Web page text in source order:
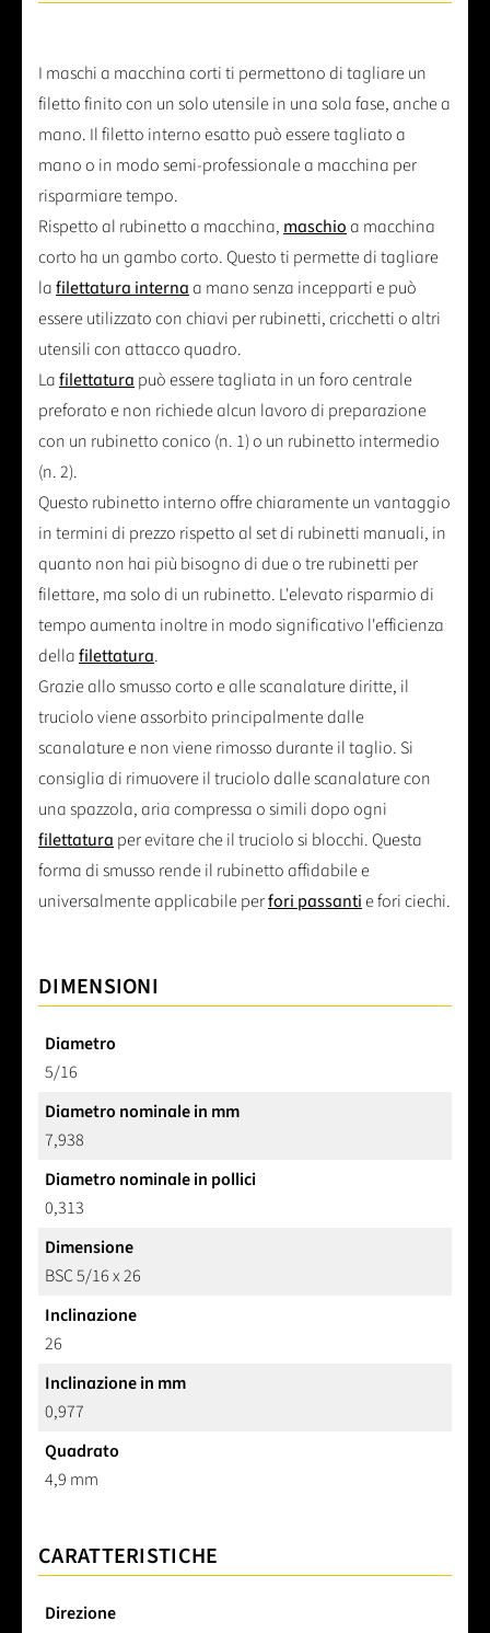
I maschi a macchina corti ti permettono di tagliare un
filetto finito con un solo utensile in una sola fase, anche a
mano. Il filetto interno esatto può essere tagliato a
mano o in modo semi-professionale a macchina per
risparmiare tempo.
Rispetto al rubinetto a macchina, maschioa macchina
corto ha un gambo corto. Questo ti permette di tagliare
lafilettatura internaa mano senza incepparti e può
essere utilizzato con chiavi per rubinetti, cricchetti o altri
utensili con attacco quadro.
Lafilettatura può essere tagliata in un foro centrale
preforato e non richiede alcun lavoro di preparazione
con un rubinetto conico (n. 1) o un rubinetto intermedio
(n. 2).
Questo rubinetto interno offre chiaramente un vantaggio
in termini di prezzo rispetto al set di rubinetti manuali, in
quanto non hai più bisogno di due o tre rubinetti per
filettare, ma solo di un rubinetto. L'elevato risparmio di
tempo aumenta inoltre in modo significativo l'efficienza
dellafilettatura.
Grazie allo smusso corto e alle scanalature diritte, il
truciolo viene assorbito principalmente dalle
scanalature e non viene rimosso durante il taglio. Si
consiglia di rimuovere il truciolo dalle scanalature con
una spazzola, aria compressa o simili dopo ogni
filettatura per evitare che il truciolo si blocchi. Questa
forma di smusso rende il rubinetto affidabile e
universalmente applicabile perfori passantie fori ciechi.
DIMENSIONI
Diametro
5/16
Diametro nominale in mm
7,938
Diametro nominale in pollici
0,313
Dimensione
BSC 5/16 x 26
Inclinazione
26
Inclinazione in mm
0,977
Quadrato
4,9 mm
CARATTERISTICHE
Direzione